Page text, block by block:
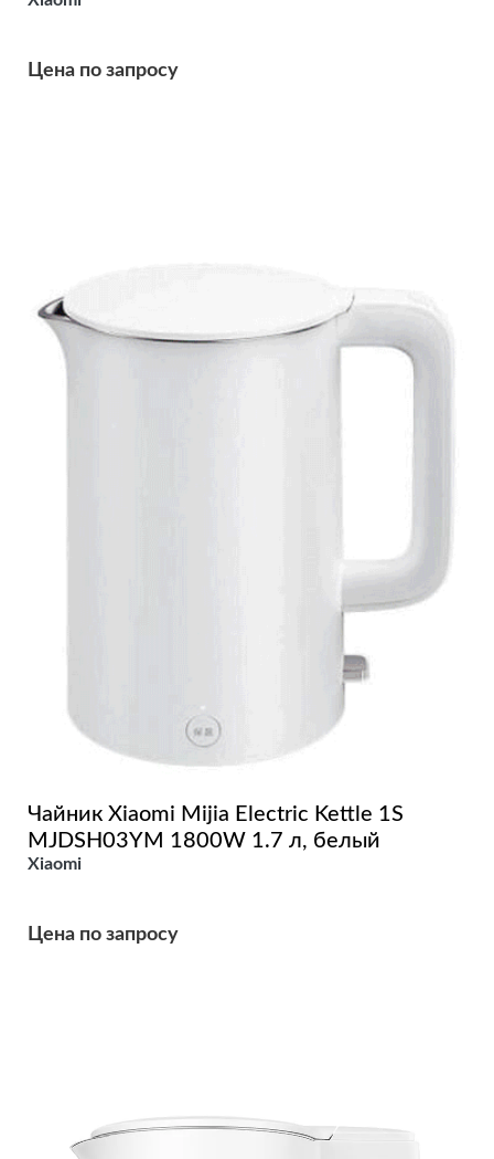
Цена по запросу
Чайник Xiaomi Mijia Electric Kettle 1S
MJDSH03YM 1800W 1.7 л, белый
Xiaomi
Цена по запросу